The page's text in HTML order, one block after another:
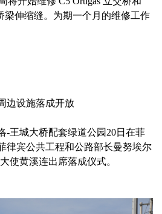
梁伸缩缝。为期一个月的维修工作
边设施落成开放
-王城大桥配套绿道公园20日在菲
律宾公共工程和公路部长曼努埃尔
使黄溪连出席落成仪式。